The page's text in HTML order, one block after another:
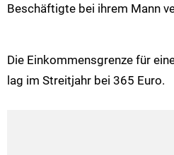
Beschäftigte bei ihrem Mann
Die Einkommensgrenze für
lag im Streitjahr bei 365 Euro.